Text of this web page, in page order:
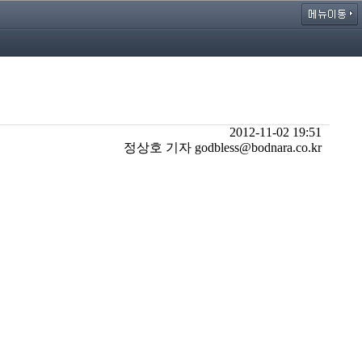
2012-11-02 19:51
정상호 기자 godbless@bodnara.co.kr